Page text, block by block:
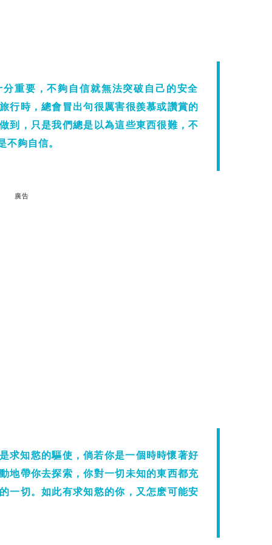
重要，不夠自信就無法突破自己的安全
行時，總會冒出句很厲害很羨慕或讚賞的
到，只是我們總是以為這些東西很難，不
不夠自信。
廣告
求知慾的驅使，倘若你是一個時時懷著好
地帶你去探索，你對一切未知的東西都充
一切。如此有求知慾的你，又怎麽可能安